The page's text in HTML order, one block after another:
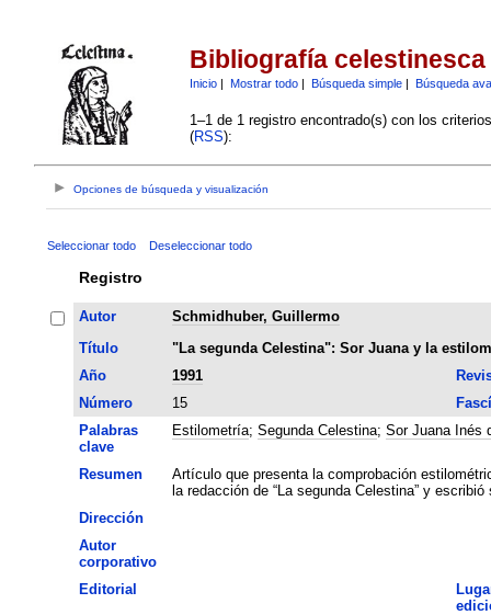
Bibliografía celestinesca
Inicio| Mostrar todo| Búsqueda simple| Búsqueda
1–1 de 1 registro encontrado(s) con los
(RSS):
Opciones de búsqueda y visualización
Seleccionar todo Deseleccionar todo
Registro
Autor
Schmidhuber, Guillermo
Título
"La segunda Celestina": Sor Juana y la
Año
1991
Número
15
Palabras
clave
Estilometría; Segunda Celestina; Sor Juana Inés
Resumen
Artículo que presenta la comprobación
la redacción de “La segunda Celestina” y
Dirección
Autor
corporativo
Editorial